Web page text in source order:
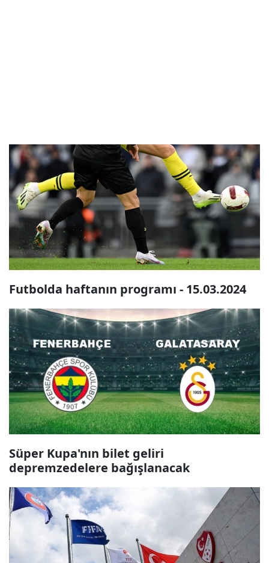
Futbolda haftanın programı - 15.03.2024
Süper Kupa'nın bilet geliri
depremzedelere bağışlanacak